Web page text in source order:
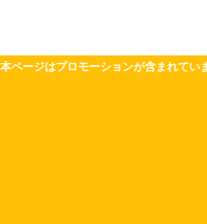
ンが含まれています。定期更新して